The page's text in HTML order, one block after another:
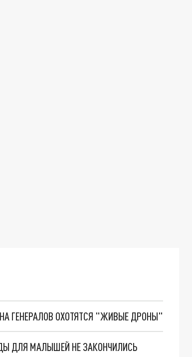
ГЕНЕРАЛОВ ОХОТЯТСЯ "ЖИВЫЕ ДРОНЫ"
ДЛЯ МАЛЫШЕЙ НЕ ЗАКОНЧИЛИСЬ